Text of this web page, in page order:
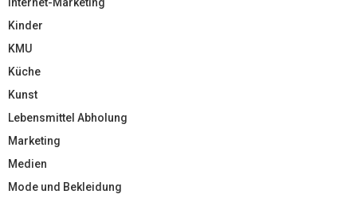
Kinder
KMU
Küche
Kunst
Lebensmittel Abholung
Marketing
Medien
Mode und Bekleidung